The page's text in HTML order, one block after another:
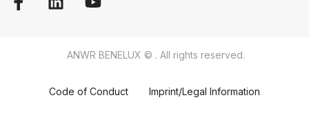
ANWR BENELUX © . All rights reserved.
Code of Conduct Imprint/Legal Information